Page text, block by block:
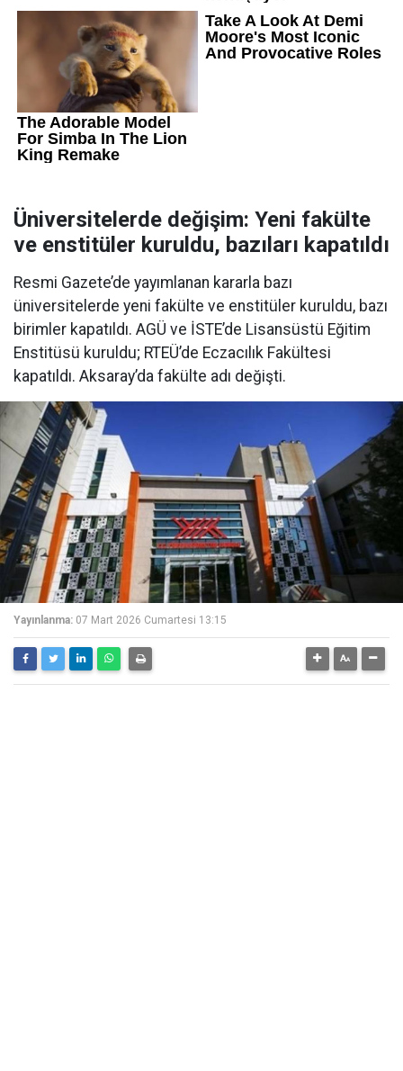
Üniversitelerde değişim: Yeni fakülte
ve enstitüler kuruldu, bazıları kapatıldı
Resmi Gazete’de yayımlanan kararla bazı
üniversitelerde yeni fakülte ve enstitüler kuruldu, bazı
birimler kapatıldı. AGÜ ve İSTE’de Lisansüstü Eğitim
Enstitüsü kuruldu; RTEÜ’de Eczacılık Fakültesi
kapatıldı. Aksaray’da fakülte adı değişti.
Yayınlanma: 07 Mart 2026 Cumartesi 13:15